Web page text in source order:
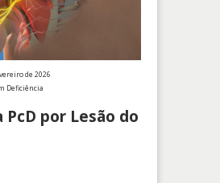
de 2026
Deficiência
por Lesão do